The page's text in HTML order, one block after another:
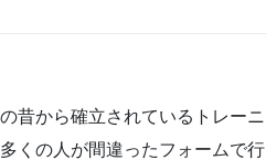
昔から確立されているトレーニ
くの人が間違ったフォームで行